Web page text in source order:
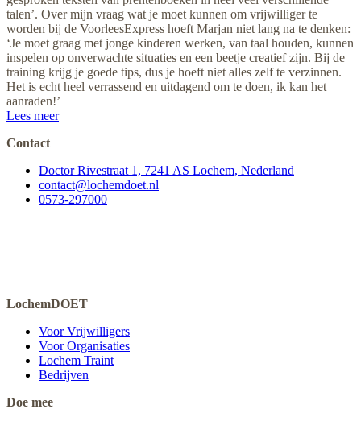
talen’. Over mijn vraag wat je moet kunnen om vrijwilliger te
worden bij de VoorleesExpress hoeft Marjan niet lang na te denken:
‘Je moet graag met jonge kinderen werken, van taal houden, kunnen
inspelen op onverwachte situaties en een beetje creatief zijn. Bij de
training krijg je goede tips, dus je hoeft niet alles zelf te verzinnen.
Het is echt heel verrassend en uitdagend om te doen, ik kan het
aanraden!’
Lees meer
Contact
Doctor Rivestraat 1, 7241 AS Lochem, Nederland
contact@lochemdoet.nl
0573-297000
LochemDOET
Voor Vrijwilligers
Voor Organisaties
Lochem Traint
Bedrijven
Doe mee